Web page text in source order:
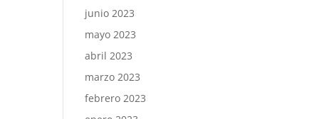
junio 2023
mayo 2023
abril 2023
marzo 2023
febrero 2023